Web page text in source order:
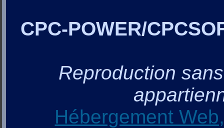
CPC-POWER/
Reproduction
Hébergement